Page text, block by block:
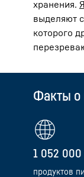
хранения.
выделяют
которого
Факты о
1 052 000
продуктов